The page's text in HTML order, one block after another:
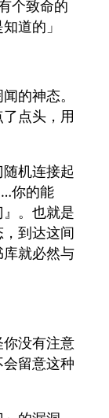
个致命的
道的」
的神态。
点头，用
随机连接起
你的能
。也就是
到达这间
就必然与
你没有注意
留意这种